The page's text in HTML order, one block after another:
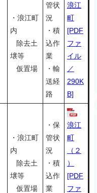
・浪江町
内
除去土
壌等
仮置場
管状
況
・積
込作
業
・輸
送経
路
浪江
町
[PDF
ファ
イル
／
290K
B]
・浪江町
内
除去土
壌等
仮置場
・保
管状
況
・積
込作
業
浪江
町
（２
）
[PDF
ファ